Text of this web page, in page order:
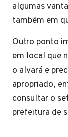
algumas
também em
Outro ponto
em local que
o alvará e
apropriado,
consultar o
prefeitura de